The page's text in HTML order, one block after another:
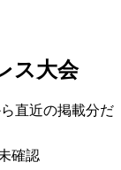
ス大会
直近の掲載分だ
確認